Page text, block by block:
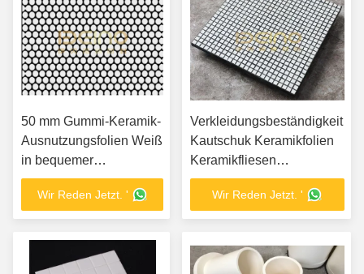
50 mm Gummi-Keramik-
Ausnutzungsfolien Weiß
in bequemer
Konstruktion
Wir Reden Jetzt. '
Verkleidungsbeständigkeit
Kautschuk Keramikfolien
Keramikfliesen
Verkleidungsfolien
Wir Reden Jetzt. '